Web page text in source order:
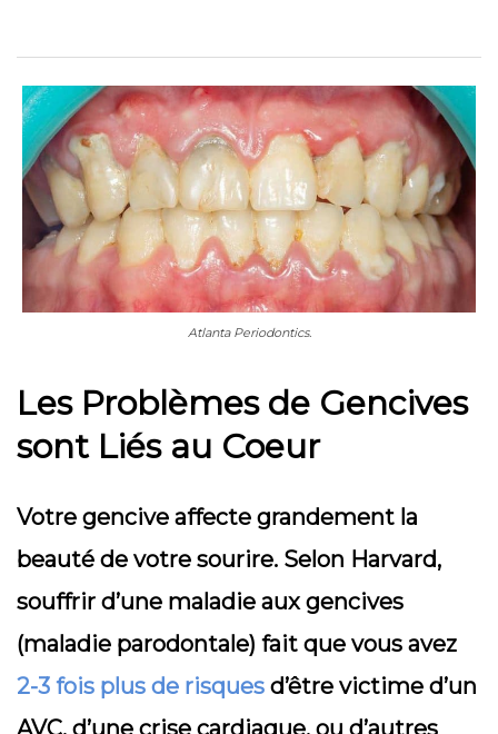
Atlanta Periodontics.
Les Problèmes de Gencives
sont Liés au Coeur
Votre gencive affecte grandement la
beauté de votre sourire. Selon Harvard,
souffrir d’une maladie aux gencives
(maladie parodontale) fait que vous avez
2-3 fois plus de risques d’être victime d’un